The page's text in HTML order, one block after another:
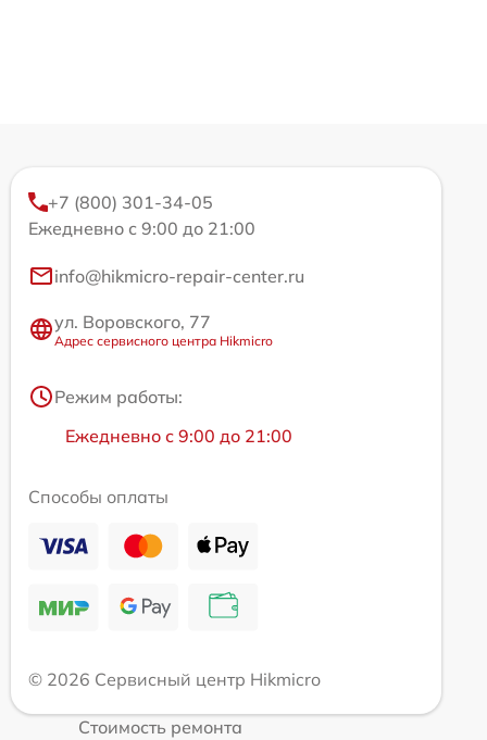
+7 (800) 301-34-05
Ежедневно с 9:00 до 21:00
info@hikmicro-repair-center.ru
ул. Воровского, 77
Адрес сервисного центра Hikmicro
Режим работы:
Ежедневно с 9:00 до 21:00
Способы оплаты
© 2026 Сервисный центр Hikmicro
Стоимость ремонта